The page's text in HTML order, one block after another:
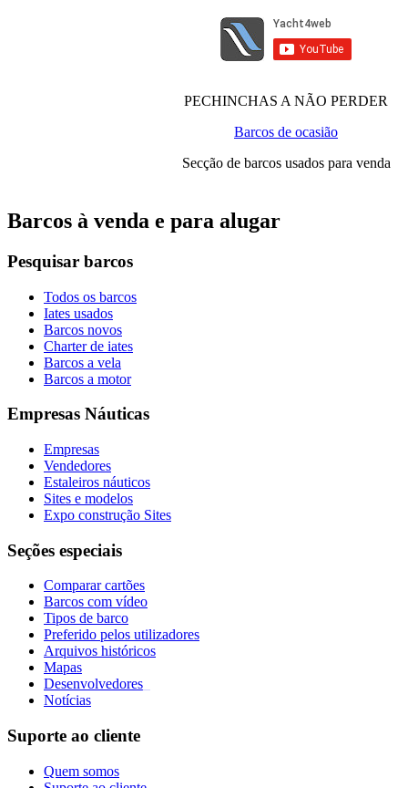
PECHINCHAS A NÃO PERDER
Barcos de ocasião
Secção de barcos usados para venda
Barcos à venda e para alugar
Pesquisar barcos
Todos os barcos
Iates usados
Barcos novos
Charter de iates
Barcos a vela
Barcos a motor
Empresas Náuticas
Empresas
Vendedores
Estaleiros náuticos
Sites e modelos
Expo construção Sites
Seções especiais
Comparar cartões
Barcos com vídeo
Tipos de barco
Preferido pelos utilizadores
Arquivos históricos
Mapas
Desenvolvedores
Notícias
Suporte ao cliente
Quem somos